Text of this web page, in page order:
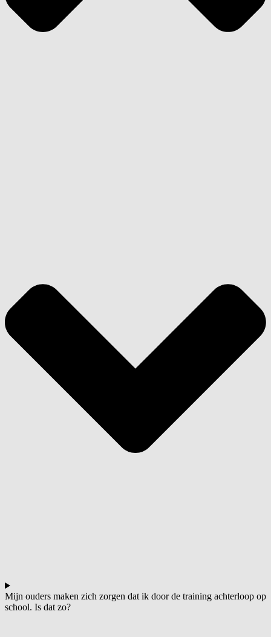
Mijn ouders maken zich zorgen dat ik door de training achterloop op
school. Is dat zo?